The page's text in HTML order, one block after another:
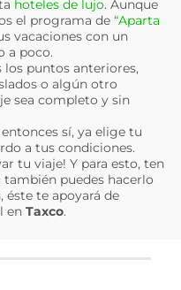
hoteles de lujo. Aunque
el programa de “Aparta
vacaciones con un
a poco.
los puntos anteriores,
o algún otro
sea completo y sin
sí, ya elige tu
a tus condiciones.
tu viaje! Y para esto, ten
también puedes hacerlo
éste te apoyará de
en Taxco.